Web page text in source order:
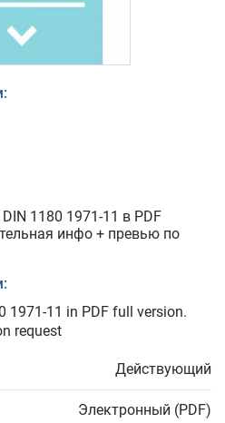
1180 1971-11 в PDF
инфо + превью по
1971-11 in PDF full version.
request
Действующий
Электронный (PDF)